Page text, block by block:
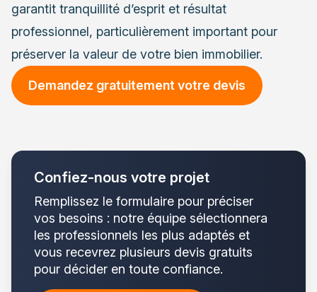
garantit tranquillité d’esprit et résultat
professionnel, particulièrement important pour
préserver la valeur de votre bien immobilier.
Demandez gratuitement votre devis
Confiez-nous votre projet
Remplissez le formulaire pour préciser
vos besoins : notre équipe sélectionnera
les professionnels les plus adaptés et
vous recevrez plusieurs devis gratuits
pour décider en toute confiance.